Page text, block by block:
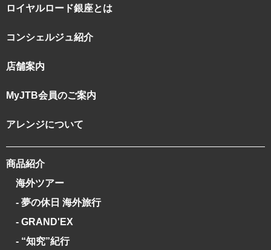
ロイヤルロード銀座とは
コンシェルジュ紹介
店舗案内
MyJTB会員のご案内
アレンジについて
商品紹介
海外ツアー
- 夢の休日 海外旅行
- GRAND'EX
- “知究”紀行